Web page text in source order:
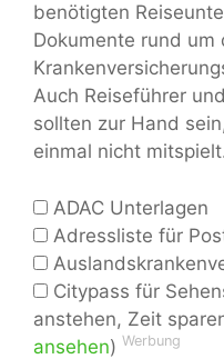
benötigten
Dokumente rund um
Auch Reiseführer
sollten zur Hand
einmal nicht
ADAC Unterlagen
Adressliste für
Citypass für
anstehen, Zeit
ansehen) Werbung